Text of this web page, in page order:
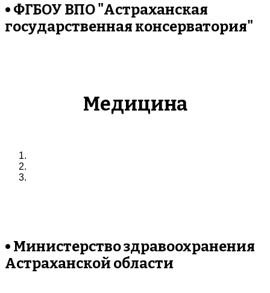
• ФГБОУ ВПО "Астраханская
государственная консерватория"
Медицина
• Министерство здравоохранения
Астраханской области